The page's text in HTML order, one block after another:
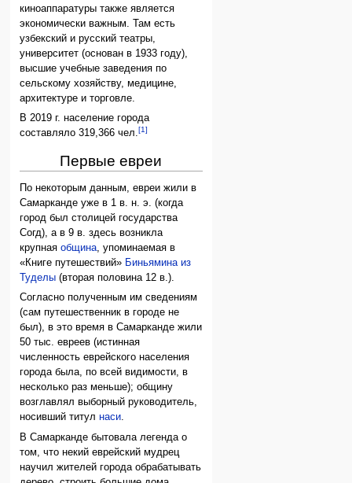
киноаппаратуры также является
экономически важным. Там есть
узбекский и русский театры,
университет (основан в 1933 году),
высшие учебные заведения по
сельскому хозяйству, медицине,
архитектуре и торговле.
В 2019 г. население города
составляло 319,366 чел.[1]
Первые евреи
По некоторым данным, евреи жили в
Самарканде уже в 1 в. н. э. (когда
город был столицей государства
Согд), а в 9 в. здесь возникла
крупнаяобщина, упоминаемая в
«Книге путешествий» Биньямина из
Туделы (вторая половина 12 в.).
Согласно полученным им сведениям
(сам путешественник в городе не
был), в это время в Самарканде жили
50 тыс. евреев (истинная
численность еврейского населения
города была, по всей видимости, в
несколько раз меньше); общину
возглавлял выборный руководитель,
носивший титулнаси.
В Самарканде бытовала легенда о
том, что некий еврейский мудрец
научил жителей города обрабатывать